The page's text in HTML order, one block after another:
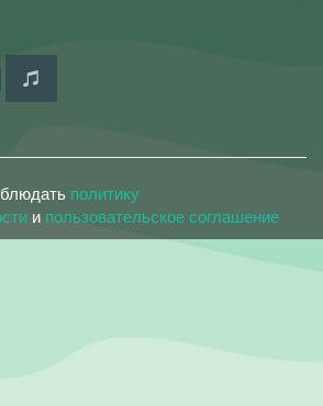
политику
и пользовательское соглашение